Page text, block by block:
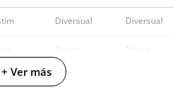
Diversual Diversual
Negro Negro
Silicona
+ Ver más